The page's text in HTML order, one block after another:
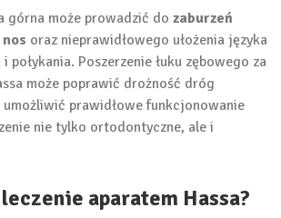
górna może prowadzić do zaburzeń
oraz nieprawidłowego ułożenia języka
połykania. Poszerzenie łuku zębowego za
może poprawić drożność dróg
prawidłowe funkcjonowanie
nie tylko ortodontyczne, ale i
aparatem Hassa?